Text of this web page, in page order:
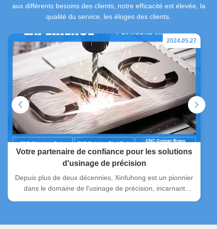
aux différents besoins des clients, notre efficacité est élevée, la
qualité du service, les éloges des clients.
2024.05.27
Votre partenaire de confiance pour les solutions
d'usinage de précision
Depuis plus de deux décennies, Xinfuhong est un pionnier
dans le domaine de l'usinage de précision, incarnant